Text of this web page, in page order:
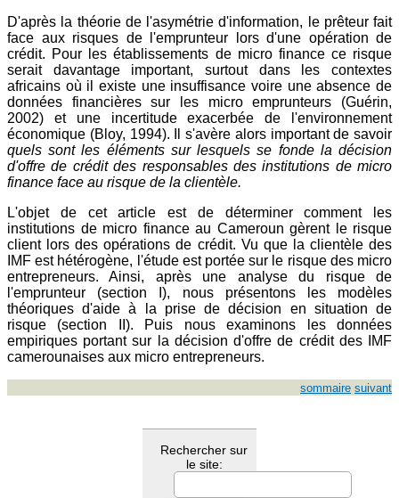
D'après la théorie de l'asymétrie d'information, le prêteur fait
face aux risques de l'emprunteur lors d'une opération de
crédit. Pour les établissements de micro finance ce risque
serait davantage important, surtout dans les contextes
africains où il existe une insuffisance voire une absence de
données financières sur les micro emprunteurs (Guérin,
2002) et une incertitude exacerbée de l'environnement
économique (Bloy, 1994). Il s'avère alors important de savoir
quels sont les éléments sur lesquels se fonde la décision
d'offre de crédit des responsables des institutions de micro
finance face au risque de la clientèle.
L'objet de cet article est de déterminer comment les
institutions de micro finance au Cameroun gèrent le risque
client lors des opérations de crédit. Vu que la clientèle des
IMF est hétérogène, l'étude est portée sur le risque des micro
entrepreneurs. Ainsi, après une analyse du risque de
l'emprunteur (section I), nous présentons les modèles
théoriques d'aide à la prise de décision en situation de
risque (section II). Puis nous examinons les données
empiriques portant sur la décision d'offre de crédit des IMF
camerounaises aux micro entrepreneurs.
sommaire suivant
Rechercher sur
le site: